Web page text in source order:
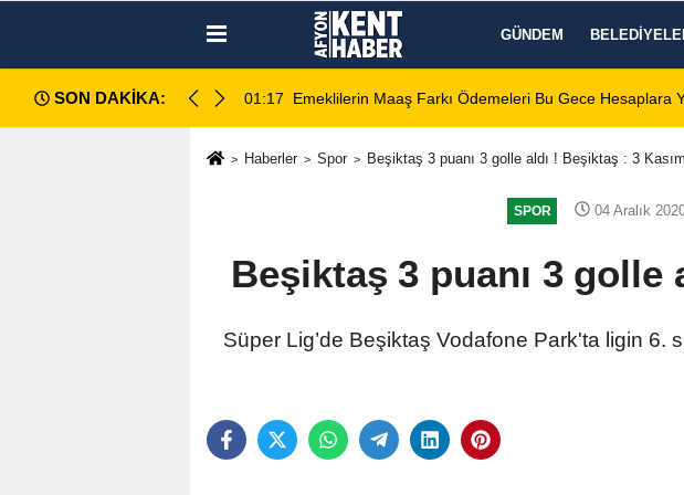
GÜNDEM
SON DAKİKA:
Hesaplara Yatıyor 01:01 Afyonspor için birlik çağrısı Zafer Meydanı'nda yükseldi
Haberler Spor Beşiktaş 3 puanı 3 golle aldı ! Beşiktaş : 3
SPOR 04 Aralık
Beşiktaş 3 puanı 3 golle
Süper Lig’de Beşiktaş Vodafone Park'ta ligin 6.